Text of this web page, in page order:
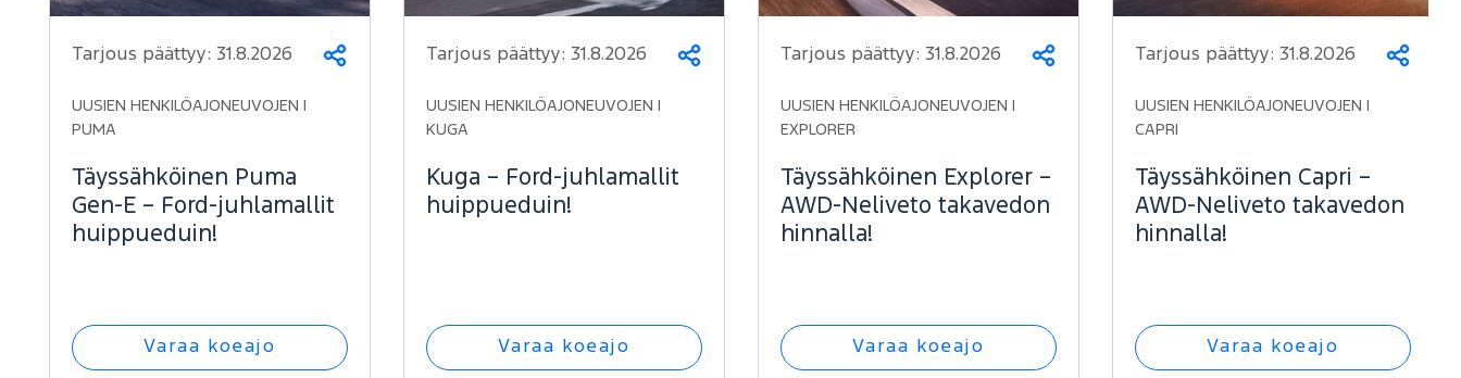
Jaa
Tarjous päättyy: 31.8.2026
UUSIEN HENKILÖAJONEUVOJEN |
PUMA
Täyssähköinen Puma
Gen-E – Ford-juhlamallit
huippueduin!
Varaa koeajo
Jaa
Tarjous päättyy: 31.8.2026
UUSIEN HENKILÖAJONEUVOJEN |
KUGA
Kuga – Ford-juhlamallit
huippueduin!
Varaa koeajo
Jaa
Tarjous päättyy: 31.8.2026
UUSIEN HENKILÖAJONEUVOJEN |
EXPLORER
Täyssähköinen Explorer –
AWD-Neliveto takavedon
hinnalla!
Varaa koeajo
Jaa
Tarjous päättyy: 31.8.2026
UUSIEN HENKILÖAJONEUVOJEN |
CAPRI
Täyssähköinen Capri –
AWD-Neliveto takavedon
hinnalla!
Varaa koeajo